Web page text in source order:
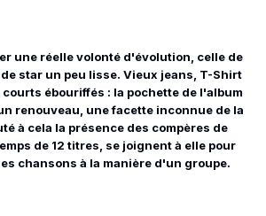
une réelle volonté d'évolution, celle de
star un peu lisse. Vieux jeans, T-Shirt
ébouriffés : la pochette de l'album
renouveau, une facette inconnue de la
à cela la présence des compères de
de 12 titres, se joignent à elle pour
chansons à la manière d'un groupe.